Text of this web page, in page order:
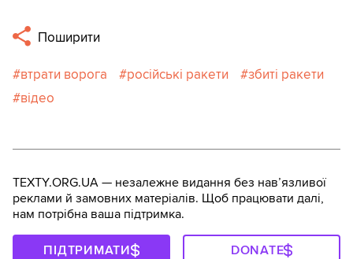
Поширити
втрати ворога російські ракети
збиті ракети
відео
TEXTY.ORG.UA — незалежне видання без навʼязливої
реклами й замовних матеріалів. Щоб працювати далі,
нам потрібна ваша підтримка.
ПІДТРИМАТИ DONATE